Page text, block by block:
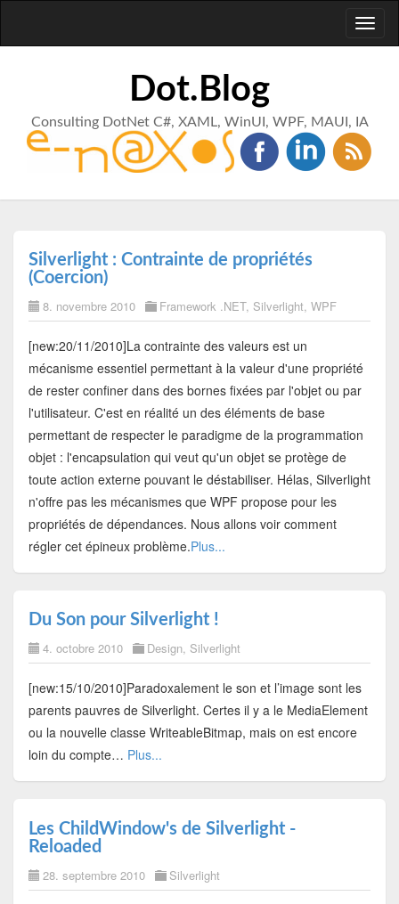
Dot.Blog
Consulting DotNet C#, XAML, WinUI, WPF, MAUI, IA
Silverlight : Contrainte de propriétés
(Coercion)
8. novembre 2010 Framework .NET, Silverlight, WPF
[new:20/11/2010]La contrainte des valeurs est un
mécanisme essentiel permettant à la valeur d'une propriété
de rester confiner dans des bornes fixées par l'objet ou par
l'utilisateur. C'est en réalité un des éléments de base
permettant de respecter le paradigme de la programmation
objet : l'encapsulation qui veut qu'un objet se protège de
toute action externe pouvant le déstabiliser. Hélas, Silverlight
n'offre pas les mécanismes que WPF propose pour les
propriétés de dépendances. Nous allons voir comment
régler cet épineux problème.Plus...
Du Son pour Silverlight !
4. octobre 2010 Design, Silverlight
[new:15/10/2010]Paradoxalement le son et l’image sont les
parents pauvres de Silverlight. Certes il y a le MediaElement
ou la nouvelle classe WriteableBitmap, mais on est encore
loin du compte… Plus...
Les ChildWindow's de Silverlight -
Reloaded
28. septembre 2010 Silverlight